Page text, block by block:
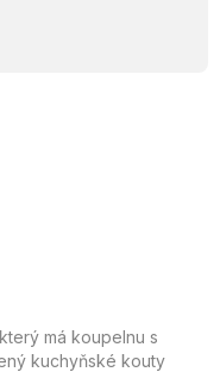
má koupelnu s
kuchyňské kouty